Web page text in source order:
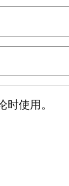
使用。